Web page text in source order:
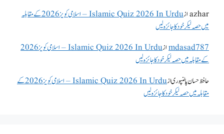
azharاز
Islamic Quiz 2026 In Urdu – اسلامی کویز 2026 کے مقابلہ
میں حصہ لیکر خود کا جائزہ لیں
mdasad787از
Islamic Quiz 2026 In Urdu – اسلامی کویز 2026
کے مقابلہ میں حصہ لیکر خود کا جائزہ لیں
حافظ حسان پالنپوریاز
Islamic Quiz 2026 In Urdu – اسلامی کویز 2026 کے
مقابلہ میں حصہ لیکر خود کا جائزہ لیں